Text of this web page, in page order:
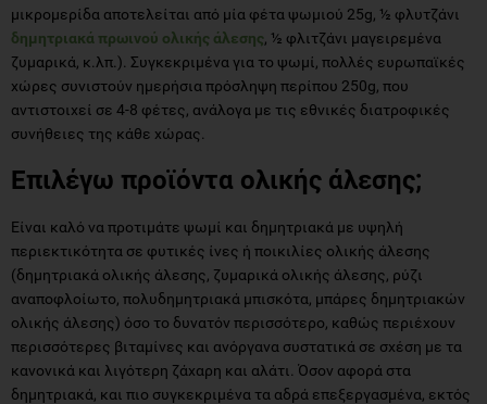
μικρομερίδα αποτελείται από μία φέτα ψωμιού 25g, ½ φλυτζάνι
δημητριακά πρωινού ολικής άλεσης, ½ φλιτζάνι μαγειρεμένα
ζυμαρικά, κ.λπ.). Συγκεκριμένα για το ψωμί, πολλές ευρωπαϊκές
χώρες συνιστούν ημερήσια πρόσληψη περίπου 250g, που
αντιστοιχεί σε 4-8 φέτες, ανάλογα με τις εθνικές διατροφικές
συνήθειες της κάθε χώρας.
Επιλέγω προϊόντα ολικής άλεσης;
Είναι καλό να προτιμάτε ψωμί και δημητριακά με υψηλή
περιεκτικότητα σε φυτικές ίνες ή ποικιλίες ολικής άλεσης
(δημητριακά ολικής άλεσης, ζυμαρικά ολικής άλεσης, ρύζι
αναποφλοίωτο, πολυδημητριακά μπισκότα, μπάρες δημητριακών
ολικής άλεσης) όσο το δυνατόν περισσότερο, καθώς περιέχουν
περισσότερες βιταμίνες και ανόργανα συστατικά σε σχέση με τα
κανονικά και λιγότερη ζάχαρη και αλάτι. Όσον αφορά στα
δημητριακά, και πιο συγκεκριμένα τα αδρά επεξεργασμένα, εκτός